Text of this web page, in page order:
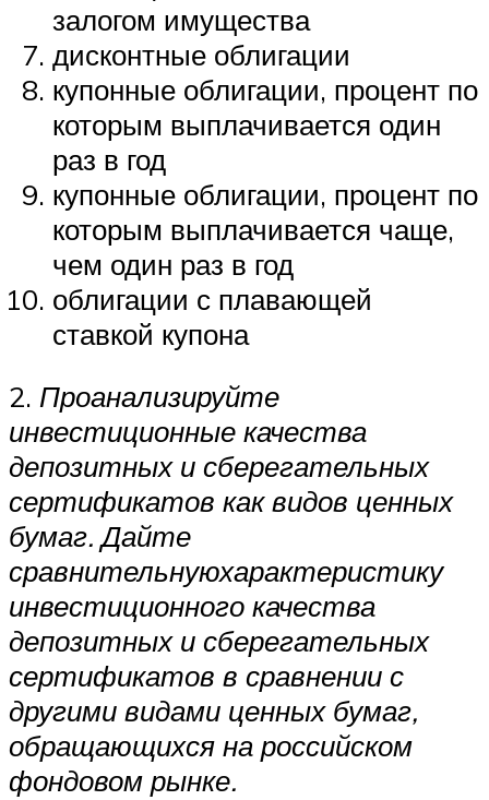
залогом имущества
дисконтные облигации
купонные облигации, процент по
которым выплачивается один
раз в год
купонные облигации, процент по
которым выплачивается чаще,
чем один раз в год
облигации с плавающей
ставкой купона
2. Проанализируйте
инвестиционные качества
депозитных и сберегательных
сертификатов как видов ценных
бумаг. Дайте
сравнительнуюхарактеристику
инвестиционного качества
депозитных и сберегательных
сертификатов в сравнении с
другими видами ценных бумаг,
обращающихся на российском
фондовом рынке.